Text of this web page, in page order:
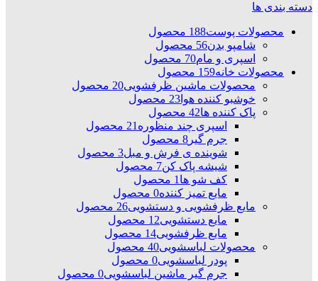
دسته بندی ها
محصولات پوست188 محصول
شامپو بدن56 محصول
اسپری و مام70 محصول
محصولات خانه159 محصول
محصولات ماشین ظرفشویی20 محصول
خوشبو کننده هوا 23 محصول
پاک کننده ها42 محصول
اسپری چند منظوره21 محصول
جرم گیر 8 محصول
شوینده ی فرش و مبل3 محصول
شیشه پاک کن7 محصول
کف شو ها1 محصول
مایع تمیز کننده0 محصول
مایع ظرفشویی و دستشویی26 محصول
مایع دستشویی12 محصول
مایع ظرفشویی14 محصول
محصولات لباسشویی40 محصول
پودر لباسشویی0 محصول
جرم گیر ماشین لباسشویی0 محصول